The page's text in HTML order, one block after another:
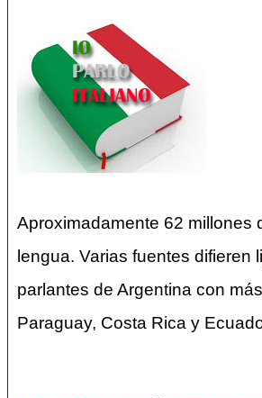
Aproximadamente 62 millones
lengua. Varias fuentes
parlantes de Argentina con
Paraguay, Costa Rica y